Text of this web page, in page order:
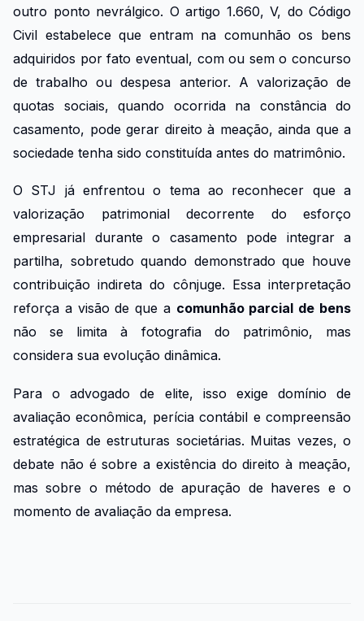
outro ponto nevrálgico. O artigo 1.660, V, do Código
Civil estabelece que entram na comunhão os bens
adquiridos por fato eventual, com ou sem o concurso
de trabalho ou despesa anterior. A valorização de
quotas sociais, quando ocorrida na constância do
casamento, pode gerar direito à meação, ainda que a
sociedade tenha sido constituída antes do matrimônio.
O STJ já enfrentou o tema ao reconhecer que a
valorização patrimonial decorrente do esforço
empresarial durante o casamento pode integrar a
partilha, sobretudo quando demonstrado que houve
contribuição indireta do cônjuge. Essa interpretação
reforça a visão de que a comunhão parcial de bens
não se limita à fotografia do patrimônio, mas
considera sua evolução dinâmica.
Para o advogado de elite, isso exige domínio de
avaliação econômica, perícia contábil e compreensão
estratégica de estruturas societárias. Muitas vezes, o
debate não é sobre a existência do direito à meação,
mas sobre o método de apuração de haveres e o
momento de avaliação da empresa.